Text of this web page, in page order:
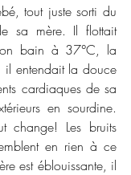
tout juste sorti du
sa mère. Il flottait
bain à 37°C, la
il entendait la douce
cardiaques de sa
en sourdine.
change! Les bruits
en rien à ce
est éblouissante, il